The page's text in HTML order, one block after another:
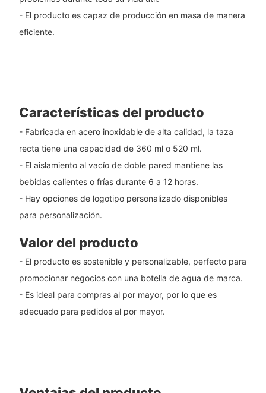
- El producto es capaz de producción en masa de manera
eficiente.
Características del producto
- Fabricada en acero inoxidable de alta calidad, la taza
recta tiene una capacidad de 360 ​​ml o 520 ml.
- El aislamiento al vacío de doble pared mantiene las
bebidas calientes o frías durante 6 a 12 horas.
- Hay opciones de logotipo personalizado disponibles
para personalización.
Valor del producto
- El producto es sostenible y personalizable, perfecto para
promocionar negocios con una botella de agua de marca.
- Es ideal para compras al por mayor, por lo que es
adecuado para pedidos al por mayor.